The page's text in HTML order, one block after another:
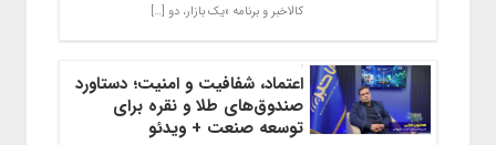
کالاخبر و برنامه «یک بازار، دو […]
اعتماد، شفافیت و امنیت؛ دستاورد
صندوق‌های طلا و نقره برای
توسعه صنعت + ویدئو